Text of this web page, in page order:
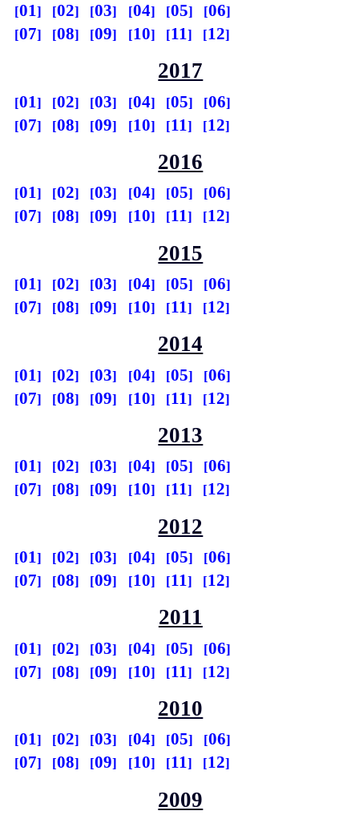
01 02 03 04 05
06
07
08 09 10 11 12
2017
01 02 03 04 05
06
07
08 09 10 11 12
2016
01 02 03 04 05
06
07
08 09 10 11 12
2015
01 02 03 04 05
06
07
08 09 10 11 12
2014
01 02 03 04 05
06
07
08 09 10 11 12
2013
01 02 03 04 05
06
07
08 09 10 11 12
2012
01 02 03 04 05
06
07
08 09 10 11 12
2011
01 02 03 04 05
06
07
08 09 10 11 12
2010
01 02 03 04 05
06
07
08 09 10 11 12
2009